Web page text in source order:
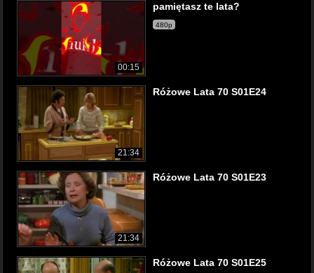
00:15
pamiętasz te lata?
480p
21:34
Różowe Lata 70 S01E24
21:34
Różowe Lata 70 S01E23
Różowe Lata 70 S01E25